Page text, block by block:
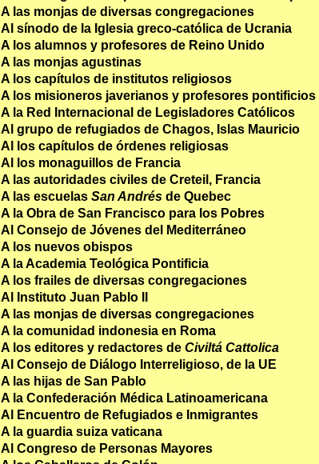
A las monjas de diversas congregaciones
Al sínodo de la Iglesia greco-católica de Ucrania
A los alumnos y profesores de Reino Unido
A las monjas agustinas
A los capítulos de institutos religiosos
A los misioneros javerianos y profesores pontificios
A la Red Internacional de Legisladores Católicos
Al grupo de refugiados de Chagos, Islas Mauricio
Al los capítulos de órdenes religiosas
Al los monaguillos de Francia
A las autoridades civiles de Creteil, Francia
A las escuelas San Andrés de Quebec
A la Obra de San Francisco para los Pobres
Al Consejo de Jóvenes del Mediterráneo
A los nuevos obispos
A la Academia Teológica Pontificia
A los frailes de diversas congregaciones
Al Instituto Juan Pablo II
A las monjas de diversas congregaciones
A la comunidad indonesia en Roma
A los editores y redactores de Civiltá Cattolica
Al Consejo de Diálogo Interreligioso, de la UE
A las hijas de San Pablo
A la Confederación Médica Latinoamericana
Al Encuentro de Refugiados e Inmigrantes
A la guardia suiza vaticana
Al Congreso de Personas Mayores